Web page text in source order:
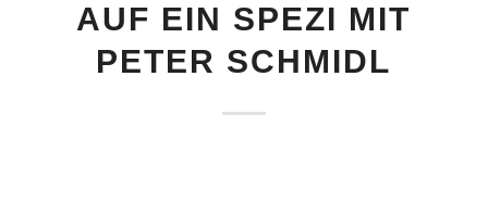
AUF EIN SPEZI MIT
PETER SCHMIDL